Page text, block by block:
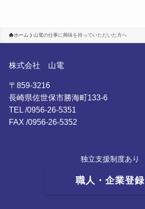
ホーム 山電の仕事に興味を持っていただいた方へ
株式会社 山電
〒859-3216
長崎県佐世保市勝海町133-6
TEL /0956-26-5351
FAX /0956-26-5352
独立支援制度あり
職人・企業登録